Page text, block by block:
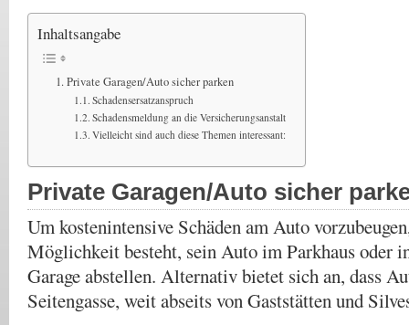
Inhaltsangabe
Private Garagen/Auto sicher parken
Schadensersatzanspruch
Schadensmeldung an die Versicherungsanstalt
Vielleicht sind auch diese Themen interessant:
Private Garagen/Auto sicher
Um kostenintensive Schäden am Auto
Möglichkeit besteht, sein Auto im Parkhaus oder
Garage abstellen. Alternativ bietet sich an, dass
Seitengasse, weit abseits von Gaststätten und